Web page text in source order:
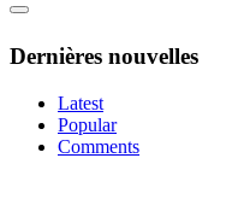
Dernières nouvelles
Latest
Popular
Comments